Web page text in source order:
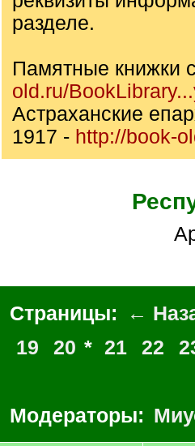
разделе.
Памятные книжки
old.ru/
Астраханские
1917 - http://book-
Страницы: ←
19
20 * 21 22
Модераторы: